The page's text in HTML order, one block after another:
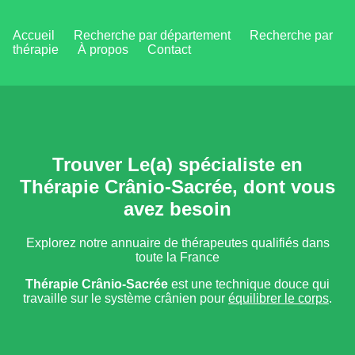
Accueil Recherche par département
Recherche par
thérapie
À propos Contact
Trouver Le(a) spécialiste en
Thérapie Crânio-Sacrée, dont vous
avez besoin
Explorez notre annuaire de thérapeutes qualifiés dans
toute la France
Thérapie Crânio-Sacrée est une technique douce qui
travaille sur le système crânien pour équilibrer le corps.